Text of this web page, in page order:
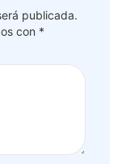
publicada.
con *